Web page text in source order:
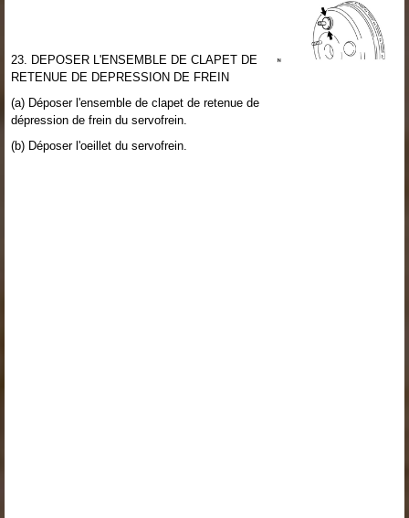
23. DEPOSER L'ENSEMBLE DE CLAPET DE
RETENUE DE DEPRESSION DE FREIN
(a) Déposer l'ensemble de clapet de retenue de
dépression de frein du servofrein.
(b) Déposer l'oeillet du servofrein.